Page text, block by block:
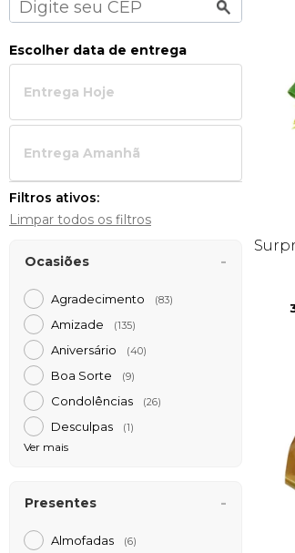
Escolher data de entrega
Entrega Hoje
Entrega Amanh
Filtros ativos:
Limpar todos os filtros
Ocasiões
Agradecimento (83)
Amizade (135)
Aniversário (40)
Boa Sorte (9)
Condolências (26)
Desculpas (1)
Ver mais
Presentes
Almofadas (6)